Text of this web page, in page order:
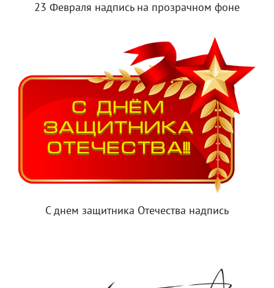
23 Февраля надпись на прозрачном фоне
С днем защитника Отечества надпись